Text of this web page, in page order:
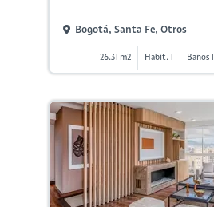
Bogotá, Santa Fe, Otros
26.31 m2 Habit. 1 Baños 1